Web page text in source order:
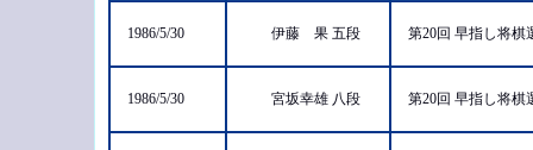
1986/5/30 伊藤 果 五段 第20回 早指し将
1986/5/30 宮坂幸雄 八段 第20回 早指し将